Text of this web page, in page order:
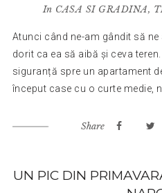
In CASA SI GRADINA,
Atunci când ne-am gândit să
dorit ca ea să aibă și ceva
siguranță spre un apartament
început case cu o curte medie,
Share
UN PIC DIN